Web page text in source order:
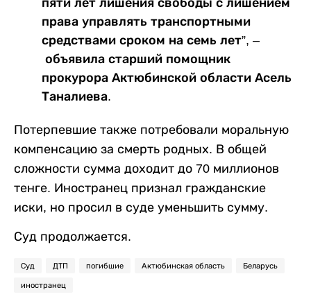
пяти лет лишения свободы с лишением
права управлять транспортными
средствами сроком на семь лет”, –
объявила старший помощник
прокурора Актюбинской области Асель
Таналиева.
Потерпевшие также потребовали моральную
компенсацию за смерть родных. В общей
сложности сумма доходит до 70 миллионов
тенге. Иностранец признал гражданские
иски, но просил в суде уменьшить сумму.
Суд продолжается.
Суд ДТП погибшие Актюбинская область Беларусь
иностранец